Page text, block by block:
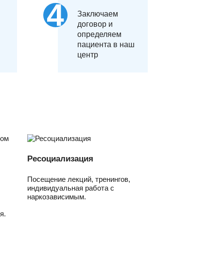
Заключаем
договор и
определяем
пациента в наш
центр
Ресоциализация
Посещение лекций, тренингов,
индивидуальная работа с
наркозависимым.